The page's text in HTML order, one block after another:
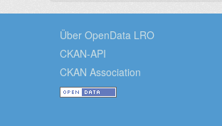
Über OpenData LRO
CKAN-API
CKAN Association